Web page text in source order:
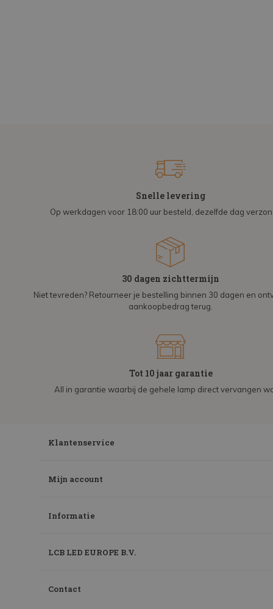
Snelle levering
Op werkdagen voor 18:00 uur besteld, dezelfde dag
30 dagen zichttermijn
Niet tevreden? Retourneer je bestelling binnen 30 dagen en
aankoopbedrag terug.
Tot 10 jaar garantie
All in garantie waarbij de gehele lamp direct vervangen
Klantenservice
Mijn account
Informatie
LCB LED EUROPE B.V.
Contact